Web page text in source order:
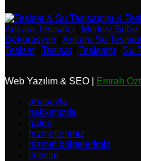
Ankara Tesisatçı Merkez Şube
Dekorasyon
Ankara Su
Tesisat| Tesisat| Tesisatçı Su
Web Yazılım & SEO |
Emrah
anasayfa
hakkımızda
galeri
hizmetlerimiz
hizmet bölgelerimiz
iletişim